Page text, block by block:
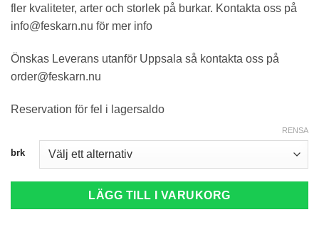
fler kvaliteter, arter och storlek på burkar. Kontakta oss på
info@feskarn.nu för mer info
Önskas Leverans utanför Uppsala så kontakta oss på
order@feskarn.nu
Reservation för fel i lagersaldo
brk
RENSA
LÄGG TILL I VARUKORG